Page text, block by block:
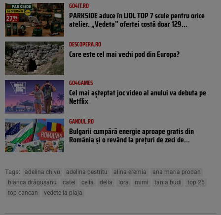
GO4IT.RO
PARKSIDE aduce în LIDL TOP 7 scule pentru orice
atelier. „Vedeta” ofertei costă doar 129...
DESCOPERA.RO
Care este cel mai vechi pod din Europa?
GO4GAMES
Cel mai așteptat joc video al anului va debuta pe
Netflix
GANDUL.RO
Bulgarii cumpără energie aproape gratis din
România și o revând la prețuri de zeci de...
Tags: adelina chivu adelina pestritu alina eremia
ana maria prodan
bianca drăgușanu
catei celia delia lora mimi tania budi
top 25
top cancan
vedete la plaja